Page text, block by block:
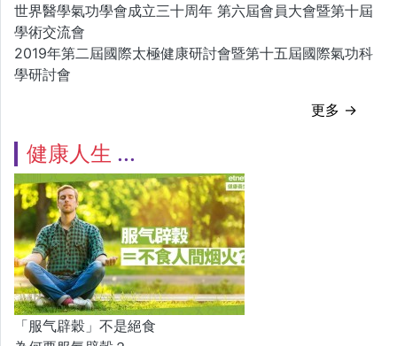
世界醫學氣功學會成立三十周年 第六屆會員大會暨第十屆
學術交流會
2019年第二屆國際太極健康研討會暨第十五屆國際氣功科
學研討會
更多 →
健康人生
「服气辟穀」不是絕食